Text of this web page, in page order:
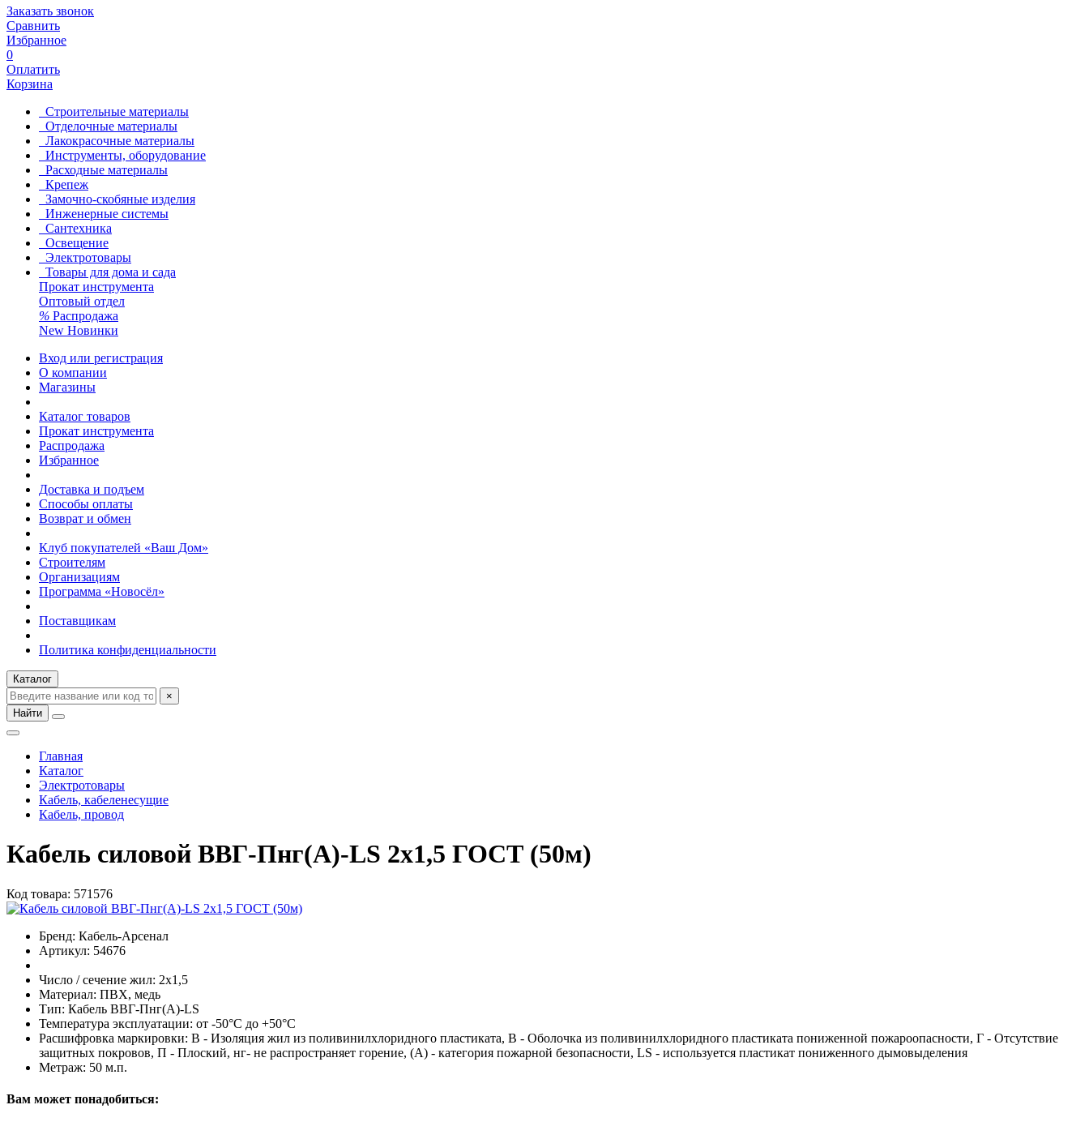
Заказать звонок
Сравнить
Избранное
0
Оплатить
Корзина
Строительные материалы
Отделочные материалы
Лакокрасочные материалы
Инструменты, оборудование
Расходные материалы
Крепеж
Замочно-скобяные изделия
Инженерные системы
Сантехника
Освещение
Электротовары
Товары для дома и сада
Прокат инструмента
Оптовый отдел
% Распродажа
New Новинки
Вход или регистрация
О компании
Магазины
Каталог товаров
Прокат инструмента
Распродажа
Избранное
Доставка и подъем
Способы оплаты
Возврат и обмен
Клуб покупателей «Ваш Дом»
Строителям
Организациям
Программа «Новосёл»
Поставщикам
Политика конфиденциальности
Каталог
×
Найти
Главная
Каталог
Электротовары
Кабель, кабеленесущие
Кабель, провод
Кабель силовой ВВГ-Пнг(А)-LS 2х1,5 ГОСТ (50м)
Код товара: 571576
Бренд: Кабель-Арсенал
Артикул: 54676
Число / сечение жил: 2х1,5
Материал: ПВХ, медь
Тип: Кабель ВВГ-Пнг(А)-LS
Температура эксплуатации: от -50°С до +50°C
Расшифровка маркировки: В - Изоляция жил из поливинилхлоридного пластиката, В - Оболочка из поливинилхлоридного пластиката пониженной пожароопасности, Г - Отсутствие
защитных покровов, П - Плоский, нг- не распространяет горение, (А) - категория пожарной безопасности, LS - используется пластикат пониженного дымовыделения
Метраж: 50 м.п.
Вам может понадобиться: